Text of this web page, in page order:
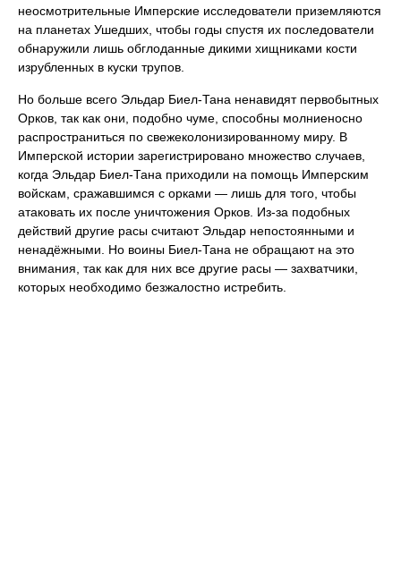
неосмотрительные Имперские исследователи приземляются
на планетах Ушедших, чтобы годы спустя их последователи
обнаружили лишь обглоданные дикими хищниками кости
изрубленных в куски трупов.
Но больше всего Эльдар Биел-Тана ненавидят первобытных
Орков, так как они, подобно чуме, способны молниеносно
распространиться по свежеколонизированному миру. В
Имперской истории зарегистрировано множество случаев,
когда Эльдар Биел-Тана приходили на помощь Имперским
войскам, сражавшимся с орками — лишь для того, чтобы
атаковать их после уничтожения Орков. Из-за подобных
действий другие расы считают Эльдар непостоянными и
ненадёжными. Но воины Биел-Тана не обращают на это
внимания, так как для них все другие расы — захватчики,
которых необходимо безжалостно истребить.